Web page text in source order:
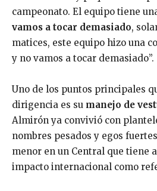
campeonato. El equipo tiene
vamos a tocar demasiado,
matices, este equipo hizo una
y no vamos a tocar demasiado”.
Uno de los puntos principales
dirigencia es su manejo de
Almirón ya convivió con
nombres pesados y egos
menor en un Central que tiene
impacto internacional como